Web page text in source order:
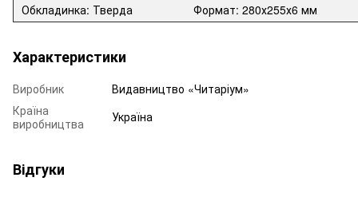
Обкладинка: Тверда
Формат: 280х255х6 мм
Характеристики
Виробник
Видавництво «Читаріум»
Країна
виробництва
Україна
Відгуки